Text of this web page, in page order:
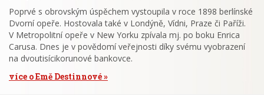
Poprvé s obrovským úspěchem vystoupila v roce 1898 berlínské
Dvorní opeře. Hostovala také v Londýně, Vídni, Praze či Paříži.
V Metropolitní opeře v New Yorku zpívala mj. po boku Enrica
Carusa. Dnes je v povědomí veřejnosti díky svému vyobrazení
na dvoutisícikorunové bankovce.
více o Emě Destinnové